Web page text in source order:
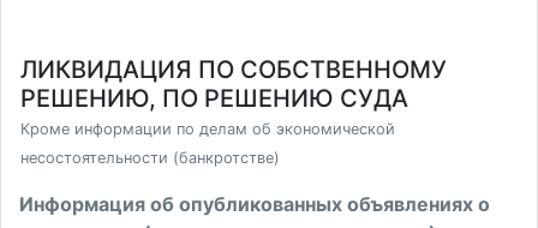
ЛИКВИДАЦИЯ ПО СОБСТВЕННОМУ
РЕШЕНИЮ, ПО РЕШЕНИЮ СУДА
Кроме информации по делам об экономической
несостоятельности (банкротстве)
Информация об опубликованных объявлениях о